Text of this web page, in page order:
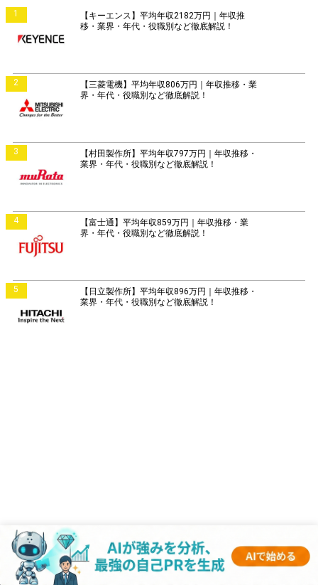
1
【キーエンス】平均年収2182万円｜年収推
移・業界・年代・役職別など徹底解説！
2
【三菱電機】平均年収806万円｜年収推移・業
界・年代・役職別など徹底解説！
3
【村田製作所】平均年収797万円｜年収推移・
業界・年代・役職別など徹底解説！
4
【富士通】平均年収859万円｜年収推移・業
界・年代・役職別など徹底解説！
5
【日立製作所】平均年収896万円｜年収推移・
業界・年代・役職別など徹底解説！